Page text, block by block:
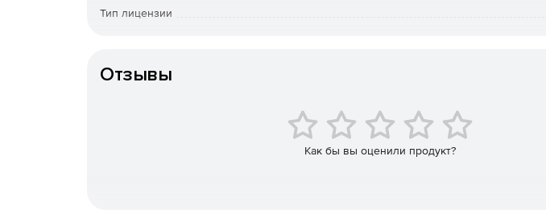
проектами.
Точные средства выделения обеспечивают удобство работы даже с наиболее
Тип лицензии
Отзывы
Как бы вы оценили продукт?